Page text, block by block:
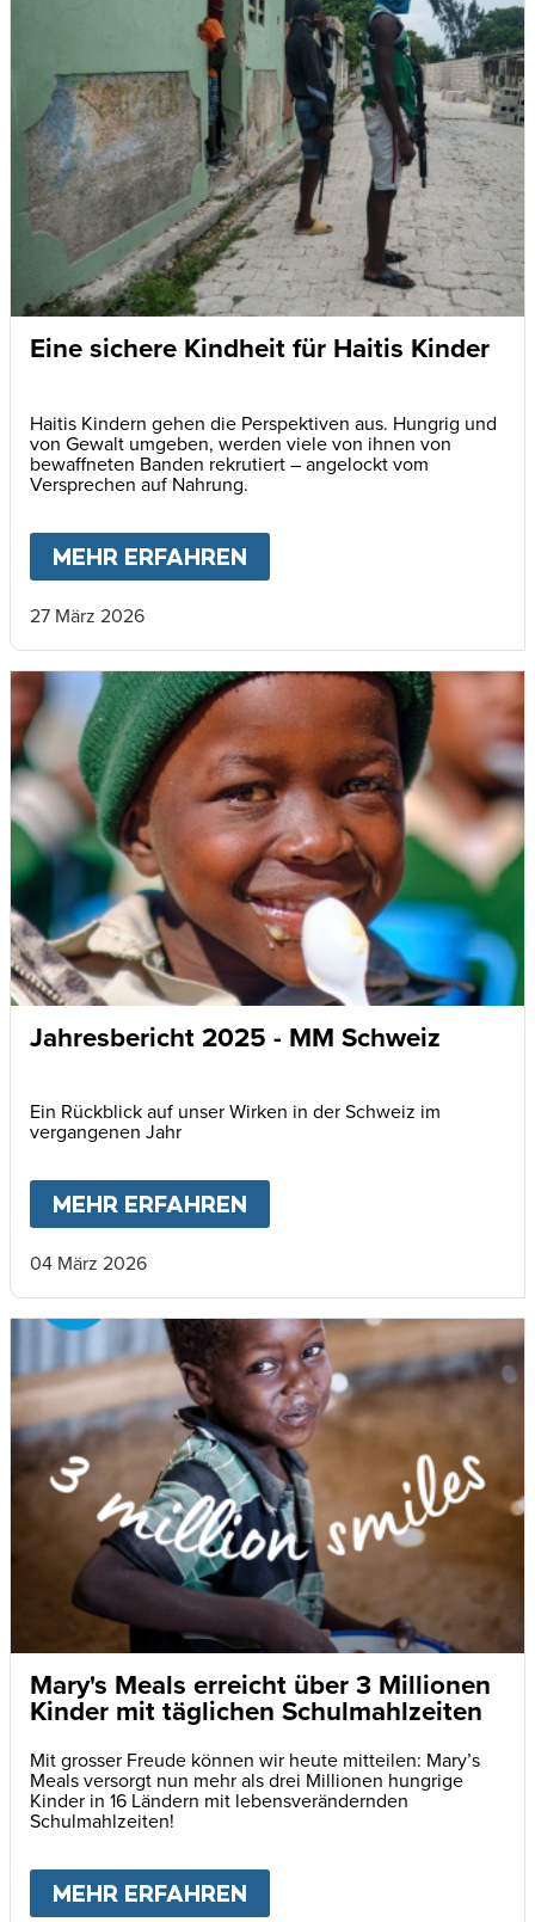
Eine sichere Kindheit für Haitis Kinder
Haitis Kindern gehen die Perspektiven aus. Hungrig und
von Gewalt umgeben, werden viele von ihnen von
bewaffneten Banden rekrutiert – angelockt vom
Versprechen auf Nahrung.
MEHR ERFAHREN
27 März 2026
Jahresbericht 2025 - MM Schweiz
Ein Rückblick auf unser Wirken in der Schweiz im
vergangenen Jahr
MEHR ERFAHREN
04 März 2026
Mary's Meals erreicht über 3 Millionen
Kinder mit täglichen Schulmahlzeiten
Mit grosser Freude können wir heute mitteilen: Mary’s
Meals versorgt nun mehr als drei Millionen hungrige
Kinder in 16 Ländern mit lebensverändernden
Schulmahlzeiten!
MEHR ERFAHREN